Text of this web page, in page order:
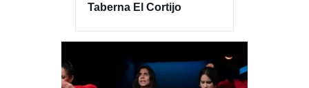
Taberna El Cortijo